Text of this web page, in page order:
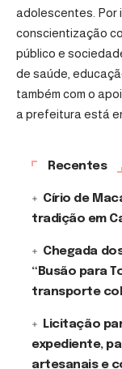
adolescentes. Por
conscientização
público e
de saúde,
também com o
a prefeitura está
Recentes
Círio de
tradição em
Chegada
“Busão para
transporte
Licitação
expediente,
artesanais e